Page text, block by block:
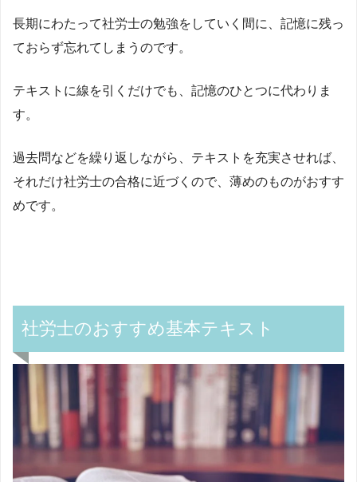
長期にわたって社労士の勉強をしていく間に、記憶に残っ
ておらず忘れてしまうのです。
テキストに線を引くだけでも、記憶のひとつに代わりま
す。
過去問などを繰り返しながら、テキストを充実させれば、
それだけ社労士の合格に近づくので、薄めのものがおすす
めです。
社労士のおすすめ基本テキスト